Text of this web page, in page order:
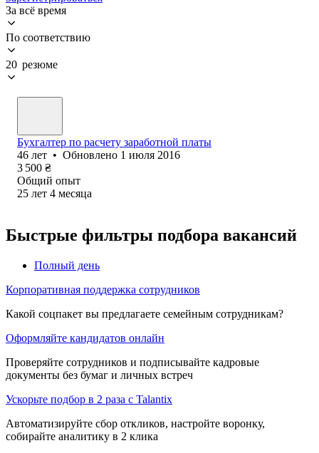
За всё время
По соответствию
20 резюме
Бухгалтер по расчету заработной платы
46 лет • Обновлено 1 июля 2016
3 500 ₴
Общий опыт
25 лет 4 месяца
Быстрые фильтры подбора вакансий
Полный день
Корпоративная поддержка сотрудников
Какой соцпакет вы предлагаете семейным сотрудникам?
Оформляйте кандидатов онлайн
Проверяйте сотрудников и подписывайте кадровые
документы без бумаг и личных встреч
Ускорьте подбор в 2 раза с Talantix
Автоматизируйте сбор откликов, настройте воронку,
собирайте аналитику в 2 клика